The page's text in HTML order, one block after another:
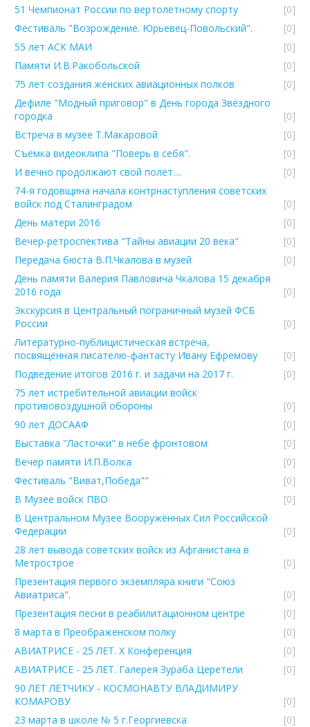
51 Чемпионат России по вертолётному спорту
[0]
Фестиваль "Возрождение. Юрьевец-Повольский".
[0]
55 лет АСК МАИ
[0]
Памяти И.В.Ракобольской
[0]
75 лет создания женских авиационных полков
[0]
Дефиле "Модный приговор" в День города Звёздного
городка
[0]
Встреча в музее Т.Макаровой
[0]
Съёмка видеоклипа "Поверь в себя".
[0]
И вечно продолжают свой полёт....
[0]
74-я годовщина начала контрнаступления советских
войск под Сталинградом
[0]
День матери 2016
[0]
Вечер-ретроспектива "Тайны авиации 20 века"
[0]
Передача бюста В.П.Чкалова в музей
[0]
День памяти Валерия Павловича Чкалова 15 декабря
2016 года
[0]
Экскурсия в Центральный пограничный музей ФСБ
России
[0]
Литературно-публицистическая встреча,
посвящённая писателю-фантасту Ивану Ефремову
[0]
Подведение итогов 2016 г. и задачи на 2017 г.
[0]
75 лет истребительной авиации войск
противовоздушной обороны
[0]
90 лет ДОСААФ
[0]
Выставка "Ласточки" в небе фронтовом
[0]
Вечер памяти И.П.Волка
[0]
Фестиваль "Виват,Победа""
[0]
В Музее войск ПВО
[0]
В Центральном Музее Вооружённых Сил Российской
Федерации
[0]
28 лет вывода советских войск из Афганистана в
Метрострое
[0]
Презентация первого экземпляра книги "Союз
Авиатриса".
[0]
Презентация песни в реабилитационном центре
[0]
8 марта в Преображенском полку
[0]
АВИАТРИСЕ - 25 ЛЕТ. Х Конференция
[0]
АВИАТРИСЕ - 25 ЛЕТ. Галерея Зураба Церетели
[0]
90 ЛЕТ ЛЁТЧИКУ - КОСМОНАВТУ ВЛАДИМИРУ
КОМАРОВУ
[0]
23 марта в школе № 5 г.Георгиевска
[0]